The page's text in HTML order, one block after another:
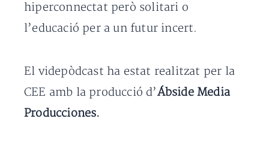
hiperconnectat però solitari o
l’educació per a un futur incert.
El videpòdcast ha estat realitzat per la
CEE amb la producció d’Ábside Media
Producciones.